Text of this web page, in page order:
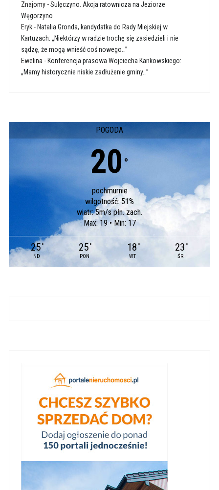
Znajomy-Sulęczyno. Akcja ratownicza na Jeziorze
Węgorzyno
Eryk- Natalia Gronda, kandydatka do Rady Miejskiej w
Kartuzach: „Niektórzy w radzie trochę się zasiedzieli i nie
sądzę, że mogą wnieść coś nowego…”
Ewelina - Konferencja prasowa Wojciecha Kankowskiego:
„Mamy historycznie niskie zadłużenie gminy…”
POGODA
20 °
pochmurnie
wilgotność: 51%
wiatr: 5m/s płn. zach.
Max: 19 • Min: 17
25 °
ND
25 °
PON
18 °
WT
23 °
ŚR